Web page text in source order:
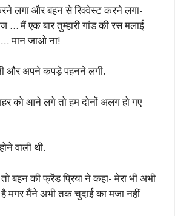
लगा और बहन से रिक्वेस्ट करने लगा-
… मैं एक बार तुम्हारी गांड की रस मलाई
… मान जाओ ना!
और अपने कपड़े पहनने लगी.
को आने लगे तो हम दोनों अलग हो गए
वाली थी.
बहन की फ्रेंड प्रिया ने कहा- मेरा भी अभी
मगर मैंने अभी तक चुदाई का मजा नहीं